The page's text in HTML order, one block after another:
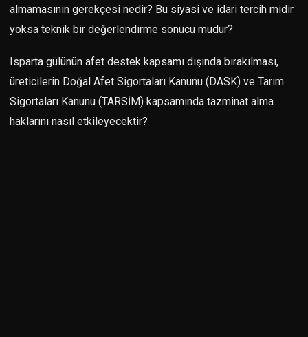
almamasının gerekçesi nedir? Bu siyasi ve idari tercih midir
yoksa teknik bir değerlendirme sonucu mudur?
Isparta gülünün afet destek kapsamı dışında bırakılması,
üreticilerin Doğal Afet Sigortaları Kanunu (DASK) ve Tarım
Sigortaları Kanunu (TARSİM) kapsamında tazminat alma
haklarını nasıl etkileyecektir?